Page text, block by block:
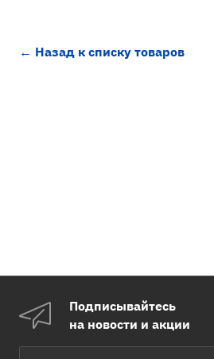
← Назад к списку товаров
Подписывайтесь
на новости и акции